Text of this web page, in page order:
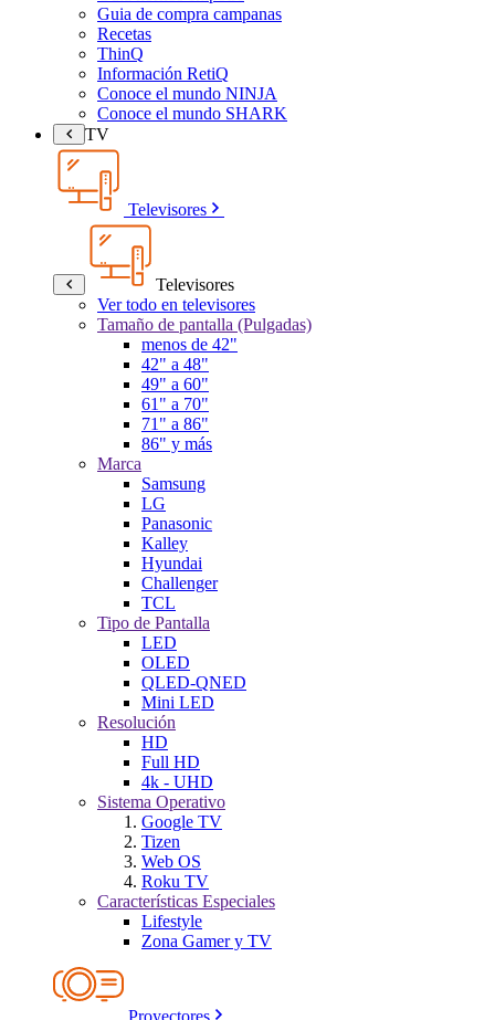
Guia de compra campanas
Recetas
ThinQ
Información RetiQ
Conoce el mundo NINJA
Conoce el mundo SHARK
TV
Televisores
Televisores
Ver todo en televisores
Tamaño de pantalla (Pulgadas)
menos de 42"
42" a 48"
49" a 60"
61" a 70"
71" a 86"
86" y más
Marca
Samsung
LG
Panasonic
Kalley
Hyundai
Challenger
TCL
Tipo de Pantalla
LED
OLED
QLED-QNED
Mini LED
Resolución
HD
Full HD
4k - UHD
Sistema Operativo
Google TV
Tizen
Web OS
Roku TV
Características Especiales
Lifestyle
Zona Gamer y TV
Proyectores